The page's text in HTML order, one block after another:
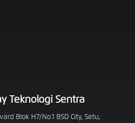
Teknologi Sentra
Blok H7/No.1 BSD City, Setu,